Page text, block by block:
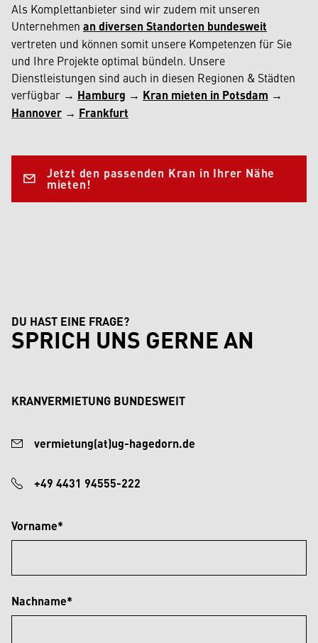
Als Komplettanbieter sind wir zudem mit unseren
Unternehmen an diversen Standorten bundesweit
vertreten und können somit unsere Kompetenzen für Sie
und Ihre Projekte optimal bündeln. Unsere
Dienstleistungen sind auch in diesen Regionen & Städten
verfügbar → Hamburg → Kran mieten in Potsdam →
Hannover → Frankfurt
Jetzt den passenden Kran in Ihrer Nähe
mieten!
DU HAST EINE FRAGE?
SPRICH UNS GERNE AN
KRANVERMIETUNG BUNDESWEIT
vermietung(at)ug-hagedorn.de
+49 4431 94555-222
Vorname*
Nachname*